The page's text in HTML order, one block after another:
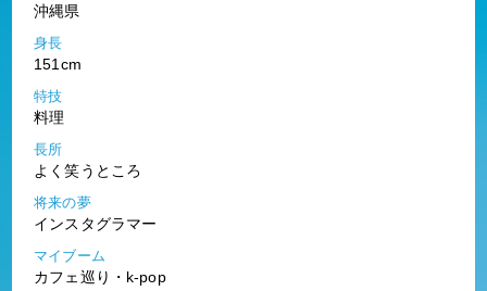
沖縄県
身長
151cm
特技
料理
長所
よく笑うところ
将来の夢
インスタグラマー
マイブーム
カフェ巡り・k-pop